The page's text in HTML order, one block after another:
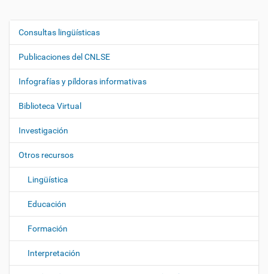
N
e
g
a
c
i
ó
n
Consultas lingüísticas
Publicaciones del CNLSE
Infografías y píldoras informativas
Biblioteca Virtual
Investigación
Otros recursos
Lingüística
Educación
Formación
Interpretación